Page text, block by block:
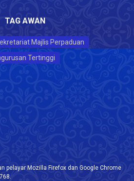
TAG AWAN
Majlis Perpaduan
Tertinggi
pelayar Mozilla Firefox dan Google Chrome